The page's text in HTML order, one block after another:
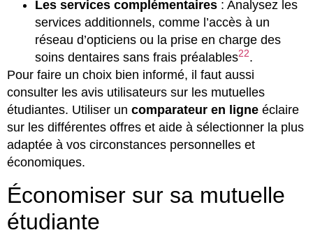
Les services complémentaires : Analysez les
services additionnels, comme l’accès à un
réseau d’opticiens ou la prise en charge des
soins dentaires sans frais préalables22.
Pour faire un choix bien informé, il faut aussi
consulter les avis utilisateurs sur les mutuelles
étudiantes. Utiliser un comparateur en ligne éclaire
sur les différentes offres et aide à sélectionner la plus
adaptée à vos circonstances personnelles et
économiques.
Économiser sur sa mutuelle
étudiante